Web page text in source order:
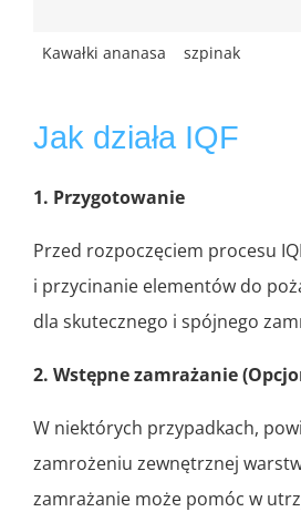
Kawałki ananasa
szpinak
Jak działa IQF
1. Przygotowanie
Przed rozpoczęciem procesu
i przycinanie elementów do
dla skutecznego i spójnego
2. Wstępne zamrażanie
W niektórych przypadkach,
zamrożeniu zewnętrznej
zamrażanie może pomóc w